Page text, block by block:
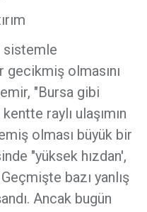
sistemle
gecikmiş olmasını
"Bursa gibi
raylı ulaşımın
olması büyük bir
"yüksek hızdan',
bazı yanlış
Ancak bugün